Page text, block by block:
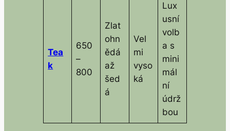
Tea
k
650
–
800
Zlat
ohn
ědá
až
šed
á
Vel
mi
vyso
ká
Lux
usní
volb
a s
mini
mál
ní
údrž
bou